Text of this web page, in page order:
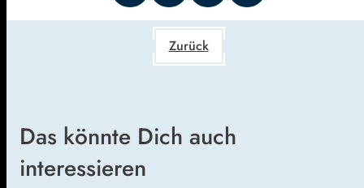
Zurück
Das könnte Dich auch
interessieren